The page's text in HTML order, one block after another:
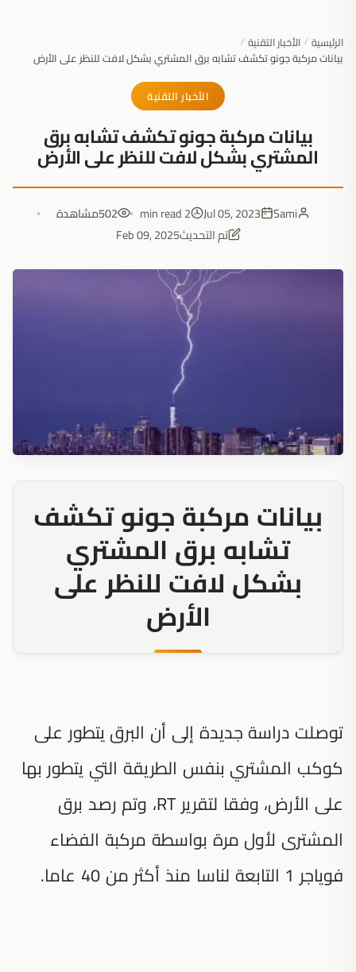
الرئيسية / الأخبار التقنية /
بيانات مركبة جونو تكشف تشابه برق المشتري بشكل لافت للنظر على الأرض
الأخبار التقنية
بيانات مركبة جونو تكشف تشابه برق
المشتري بشكل لافت للنظر على الأرض
Sami
Jul 05, 2023
2 min read
502مشاهدة
تم التحديثFeb 09, 2025
بيانات مركبة جونو تكشف
تشابه برق المشتري
بشكل لافت للنظر على
الأرض
توصلت دراسة جديدة إلى أن البرق يتطور على
كوكب المشتري بنفس الطريقة التي يتطور بها
على الأرض، وفقا لتقرير RT، وتم رصد برق
المشترى لأول مرة بواسطة مركبة الفضاء
فوياجر 1 التابعة لناسا منذ أكثر من 40 عاما.